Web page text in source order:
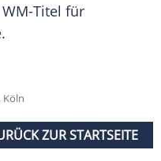
Titel für
ZUR STARTSEITE